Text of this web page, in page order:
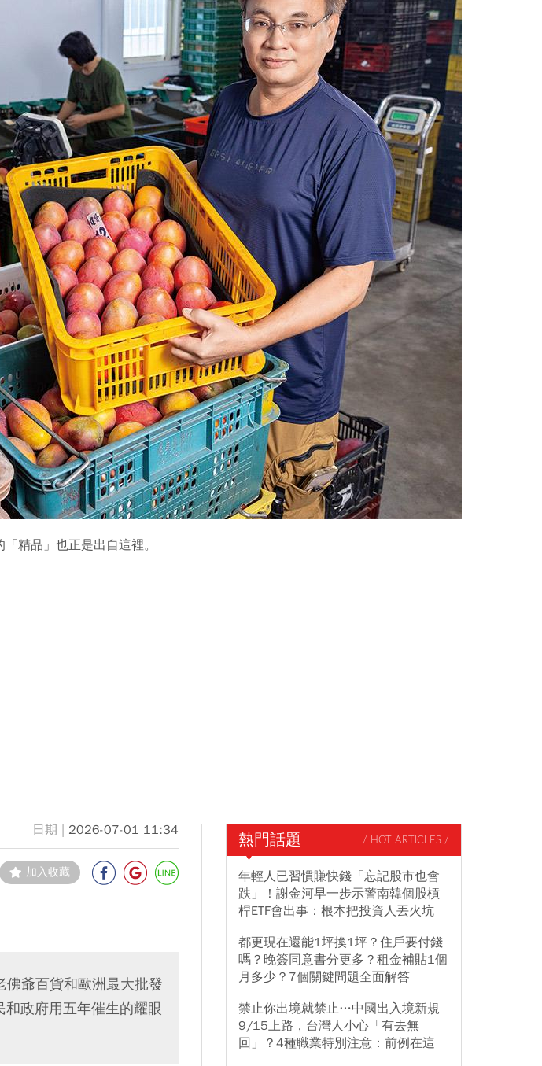
精品」也正是出自這裡。
2026-07-01 11:34
加入收藏
佛爺百貨和歐洲最大批發
政府用五年催生的耀眼
熱門話題 / HOT ARTICLES /
年輕人已習慣賺快錢「忘記股市也會
跌」！謝金河早一步示警南韓個股槓
桿ETF會出事：根本把投資人丟火坑
都更現在還能1坪換1坪？住戶要付錢
嗎？晚簽同意書分更多？租金補貼1個
月多少？7個關鍵問題全面解答
禁止你出境就禁止…中國出入境新規
9/15上路，台灣人小心「有去無
回」？4種職業特別注意：前例在這